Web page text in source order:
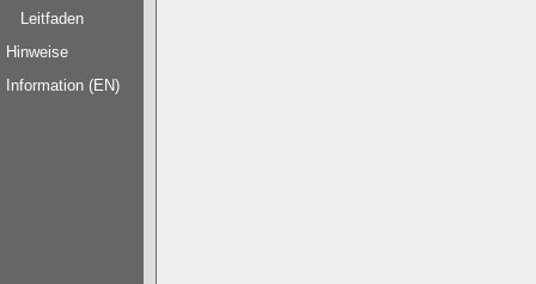
Leitfaden
Hinweise
Information (EN)